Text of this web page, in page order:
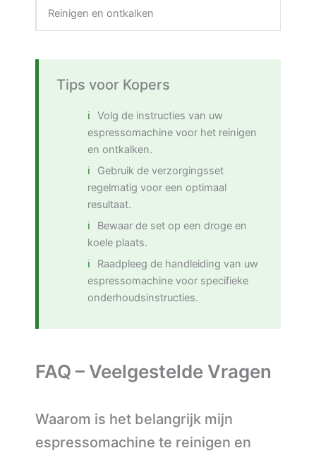
Reinigen en ontkalken
Tips voor Kopers
Volg de instructies van uw
espressomachine voor het reinigen
en ontkalken.
Gebruik de verzorgingsset
regelmatig voor een optimaal
resultaat.
Bewaar de set op een droge en
koele plaats.
Raadpleeg de handleiding van uw
espressomachine voor specifieke
onderhoudsinstructies.
FAQ – Veelgestelde Vragen
Waarom is het belangrijk mijn
espressomachine te reinigen en